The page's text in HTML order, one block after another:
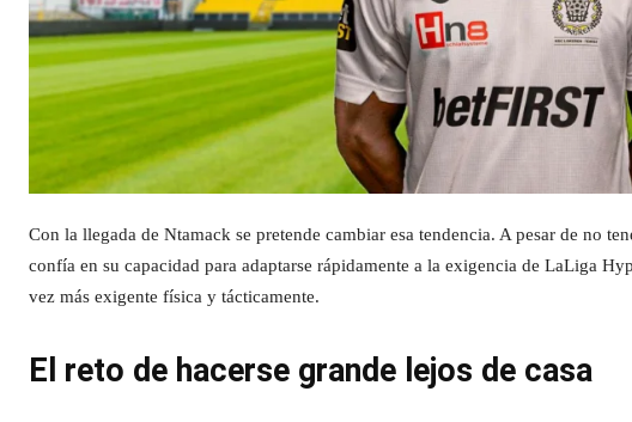
Con la llegada de Ntamack se pretende cambiar esa tendencia. A pesar de no
confía en su capacidad para adaptarse rápidamente a la exigencia de LaLiga
vez más exigente física y tácticamente.
El reto de hacerse grande lejos de casa